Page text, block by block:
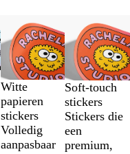
Nieuwe opties
Witte
papieren
stickers
Volledig
aanpasbaar
Nieuwe
Soft-touch
stickers
Stickers die
een
premium,